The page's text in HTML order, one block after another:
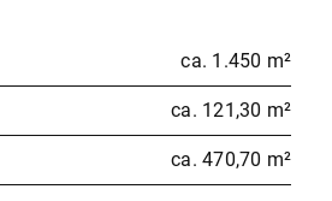
ca. 1.450 m²
ca. 121,30 m²
ca. 470,70 m²